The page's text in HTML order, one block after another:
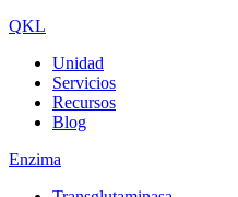
QKL
Unidad
Servicios
Recursos
Blog
Enzima